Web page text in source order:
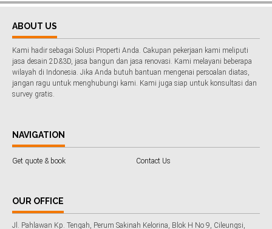
ABOUT US
Kami hadir sebagai Solusi Properti Anda. Cakupan pekerjaan kami meliputi
jasa desain 2D&3D, jasa bangun dan jasa renovasi. Kami melayani beberapa
wilayah di Indonesia. Jika Anda butuh bantuan mengenai persoalan diatas,
jangan ragu untuk menghubungi kami. Kami juga siap untuk konsultasi dan
survey gratis.
NAVIGATION
Get quote & book Contact Us
OUR OFFICE
Jl. Pahlawan Kp. Tengah, Perum Sakinah Kelorina, Blok H No 9, Cileungsi,